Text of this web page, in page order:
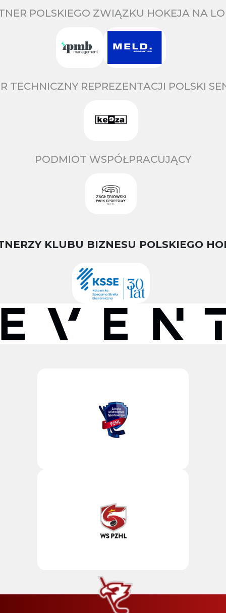
POLSKIEGO ZWIĄZKU HOKEJA NA
TECHNICZNY REPREZENTACJI POLSKI
PODMIOT WSPÓŁPRACUJĄCY
KLUBU BIZNESU POLSKIEGO